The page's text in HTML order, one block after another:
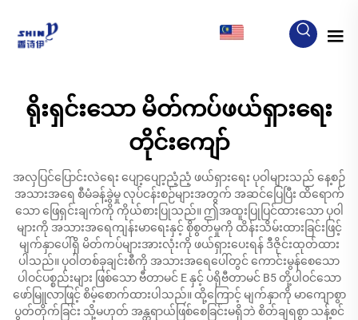
ရိုးရှင်းသော မိတ်ကပ်ဖယ်ရှားရေး
တိုင်းကျော်
အလှပြင်ပြောင်းလဲရေး ပျော့ပျော့ညံ့ညံ့ ဖယ်ရှားရေး ပုဝါများသည် နေ့စဉ်
အသားအရေ စီမံခန့်ခွဲမှု လုပ်ငန်းစဉ်များအတွက် အဆင်ပြေပြီး ထိရောက်
သော ဖြေရှင်းချက်ကို ကိုယ်စားပြုသည်။ ဤအထူးပြုပြင်ထားသော ပုဝါ
များကို အသားအရေကျန်းမာရေးနှင့် စိုစွတ်မှုကို ထိန်းသိမ်းထားခြင်းဖြင့်
မျက်နှာပေါ်ရှိ မိတ်ကပ်များအားလုံးကို ဖယ်ရှားပေးရန် ဒီဇိုင်းထုတ်ထား
ပါသည်။ ပုဝါတစ်ခုချင်းစီကို အသားအရေပေါ်တွင် ကောင်းမွန်စေသော
ပါဝင်ပစ္စည်းများ ဖြစ်သော ဗီတာမင် E နှင့် ပရိုဗီတာမင် B5 တို့ပါဝင်သော
ဖော်မြူလာဖြင့် စိမ့်စောက်ထားပါသည်။ ထို့ကြောင့် မျက်နှာကို မာကျောစွာ
ပွတ်တိုက်ခြင်း သို့မဟုတ် အန္တရာယ်ဖြစ်စေခြင်းမရှိဘဲ စိတ်ချရစွာ သန့်စင်